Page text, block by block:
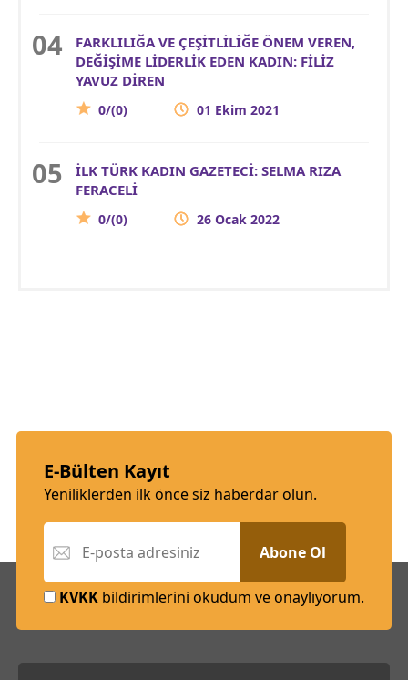
FARKLILIĞA VE ÇEŞİTLİLİĞE ÖNEM VEREN,
DEĞİŞİME LİDERLİK EDEN KADIN: FİLİZ
YAVUZ DİREN
0/(0) 01 Ekim 2021
İLK TÜRK KADIN GAZETECİ: SELMA RIZA
FERACELİ
0/(0) 26 Ocak 2022
E-Bülten Kayıt
Yeniliklerden ilk önce siz haberdar olun.
Abone Ol
KVKK bildirimlerini okudum ve onaylıyorum.